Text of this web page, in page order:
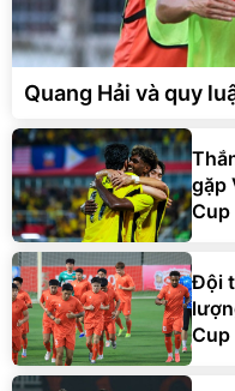
Quang Hải và quy
gặp
Cup
Đội